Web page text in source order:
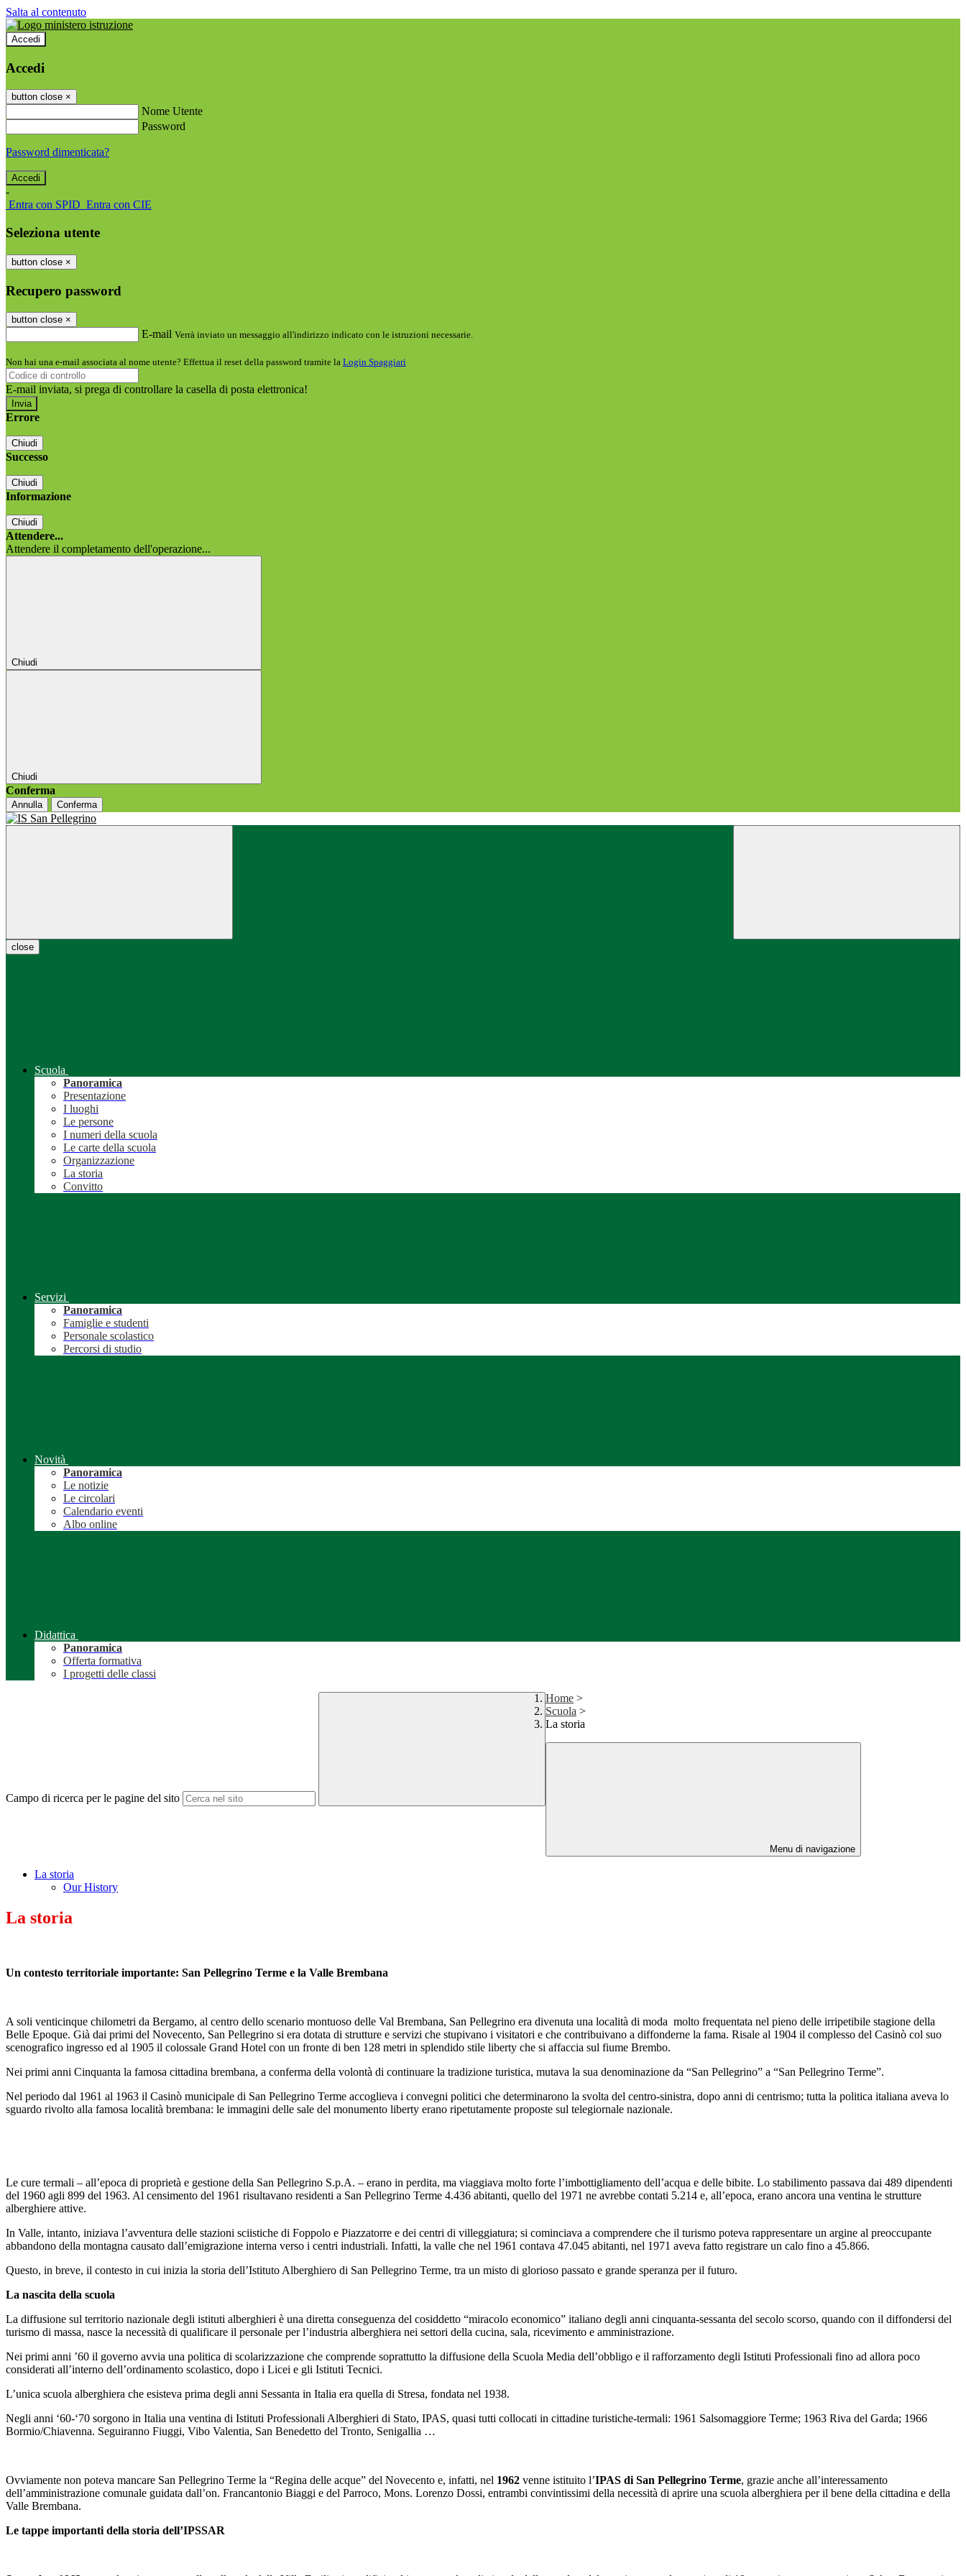
Salta al contenuto
Accedi
Accedi
button close ×
Nome Utente
Password
Password dimenticata?
-
Entra con SPID Entra con CIE
Seleziona utente
button close ×
Recupero password
button close ×
E-mail Verrà inviato un messaggio all'indirizzo indicato con le istruzioni necessarie.
Non hai una e-mail associata al nome utente? Effettua il reset della password tramite la Login Spaggiari
E-mail inviata, si prega di controllare la casella di posta elettronica!
Errore
Chiudi
Successo
Chiudi
Informazione
Chiudi
Attendere...
Attendere il completamento dell'operazione...
Chiudi
Chiudi
Conferma
Annulla Conferma
close
Scuola
Panoramica
Presentazione
I luoghi
Le persone
I numeri della scuola
Le carte della scuola
Organizzazione
La storia
Convitto
Servizi
Panoramica
Famiglie e studenti
Personale scolastico
Percorsi di studio
Novità
Panoramica
Le notizie
Le circolari
Calendario eventi
Albo online
Didattica
Panoramica
Offerta formativa
I progetti delle classi
Campo di ricerca per le pagine del sito
Home >
Scuola >
La storia
Menu di navigazione
La storia
Our History
La storia
Un contesto territoriale importante: San Pellegrino Terme e la Valle Brembana
A soli venticinque chilometri da Bergamo, al centro dello scenario montuoso delle Val Brembana, San Pellegrino era divenuta una località di moda molto frequentata nel pieno delle irripetibile stagione della
Belle Epoque. Già dai primi del Novecento, San Pellegrino si era dotata di strutture e servizi che stupivano i visitatori e che contribuivano a diffonderne la fama. Risale al 1904 il complesso del Casinò col suo
scenografico ingresso ed al 1905 il colossale Grand Hotel con un fronte di ben 128 metri in splendido stile liberty che si affaccia sul fiume Brembo.
Nei primi anni Cinquanta la famosa cittadina brembana, a conferma della volontà di continuare la tradizione turistica, mutava la sua denominazione da “San Pellegrino” a “San Pellegrino Terme”.
Nel periodo dal 1961 al 1963 il Casinò municipale di San Pellegrino Terme accoglieva i convegni politici che determinarono la svolta del centro-sinistra, dopo anni di centrismo; tutta la politica italiana aveva lo
sguardo rivolto alla famosa località brembana: le immagini delle sale del monumento liberty erano ripetutamente proposte sul telegiornale nazionale.
Le cure termali – all’epoca di proprietà e gestione della San Pellegrino S.p.A. – erano in perdita, ma viaggiava molto forte l’imbottigliamento dell’acqua e delle bibite. Lo stabilimento passava dai 489 dipendenti
del 1960 agli 899 del 1963. Al censimento del 1961 risultavano residenti a San Pellegrino Terme 4.436 abitanti, quello del 1971 ne avrebbe contati 5.214 e, all’epoca, erano ancora una ventina le strutture
alberghiere attive.
In Valle, intanto, iniziava l’avventura delle stazioni sciistiche di Foppolo e Piazzatorre e dei centri di villeggiatura; si cominciava a comprendere che il turismo poteva rappresentare un argine al preoccupante
abbandono della montagna causato dall’emigrazione interna verso i centri industriali. Infatti, la valle che nel 1961 contava 47.045 abitanti, nel 1971 aveva fatto registrare un calo fino a 45.866.
Questo, in breve, il contesto in cui inizia la storia dell’Istituto Alberghiero di San Pellegrino Terme, tra un misto di glorioso passato e grande speranza per il futuro.
La nascita della scuola
La diffusione sul territorio nazionale degli istituti alberghieri è una diretta conseguenza del cosiddetto “miracolo economico” italiano degli anni cinquanta-sessanta del secolo scorso, quando con il diffondersi del
turismo di massa, nasce la necessità di qualificare il personale per l’industria alberghiera nei settori della cucina, sala, ricevimento e amministrazione.
Nei primi anni ’60 il governo avvia una politica di scolarizzazione che comprende soprattutto la diffusione della Scuola Media dell’obbligo e il rafforzamento degli Istituti Professionali fino ad allora poco
considerati all’interno dell’ordinamento scolastico, dopo i Licei e gli Istituti Tecnici.
L’unica scuola alberghiera che esisteva prima degli anni Sessanta in Italia era quella di Stresa, fondata nel 1938.
Negli anni ‘60-‘70 sorgono in Italia una ventina di Istituti Professionali Alberghieri di Stato, IPAS, quasi tutti collocati in cittadine turistiche-termali: 1961 Salsomaggiore Terme; 1963 Riva del Garda; 1966
Bormio/Chiavenna. Seguiranno Fiuggi, Vibo Valentia, San Benedetto del Tronto, Senigallia …
Ovviamente non poteva mancare San Pellegrino Terme la “Regina delle acque” del Novecento e, infatti, nel 1962 venne istituito l’IPAS di San Pellegrino Terme, grazie anche all’interessamento
dell’amministrazione comunale guidata dall’on. Francantonio Biaggi e del Parroco, Mons. Lorenzo Dossi, entrambi convintissimi della necessità di aprire una scuola alberghiera per il bene della cittadina e della
Valle Brembana.
Le tappe importanti della storia dell’IPSSAR